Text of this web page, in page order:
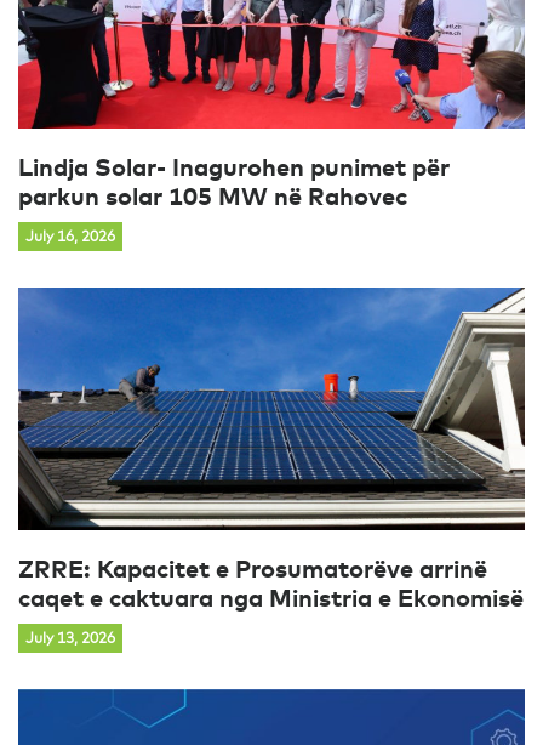
Lindja Solar- Inagurohen punimet për
parkun solar 105 MW në Rahovec
July 16, 2026
ZRRE: Kapacitet e Prosumatorëve arrinë
caqet e caktuara nga Ministria e Ekonomisë
July 13, 2026